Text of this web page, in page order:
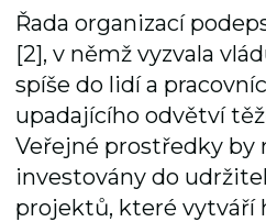
Řada organizací
[2], v němž vyzvala
spíše do lidí a
upadajícího odvětví
Veřejné prostředky by
investovány do
projektů, které vytváří